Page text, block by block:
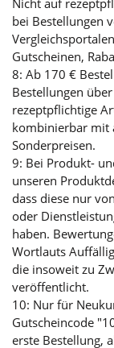
Nicht auf
bei Bestellungen
Gutscheinen,
8: Ab 170 €
Bestellungen
rezeptpflichtige
kombinierbar mit
Sonderpreisen.
9: Bei Produkt-
unseren
dass diese nur
oder
haben.
Wortlauts
die insoweit zu
veröffentlicht.
10: Nur für
Gutscheincode
erste Bestellung,